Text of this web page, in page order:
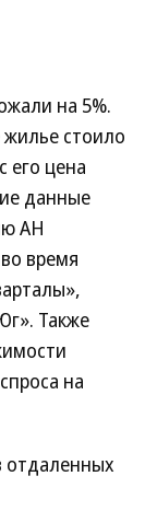
на 5%.
жилье стоило
его цена
данные
АН
время
Также
на
отдаленных